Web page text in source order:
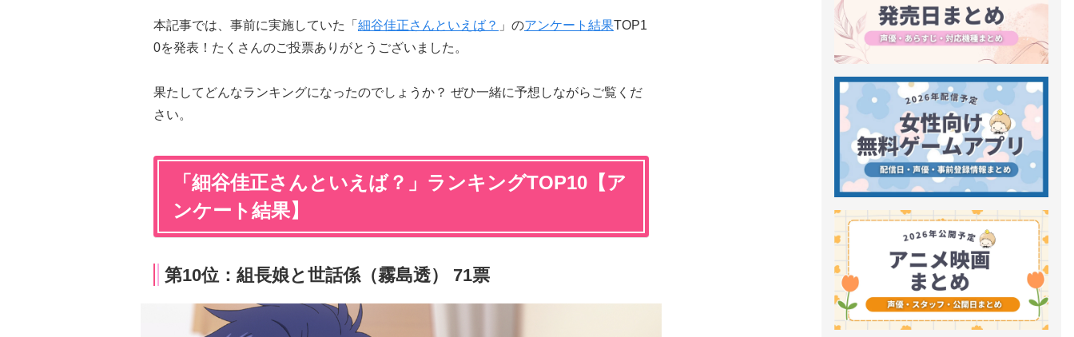
本記事では、事前に実施していた「 細谷佳正さんといえば？ 」のアンケート結果TOP1
0を発表！たくさんのご投票ありがとうございました。
果たしてどんなランキングになったのでしょうか？ ぜひ一緒に予想しながらご覧くだ
さい。
「細谷佳正さんといえば？」ランキングTOP10【ア
ンケート結果】
第10位：組長娘と世話係（霧島透） 71票